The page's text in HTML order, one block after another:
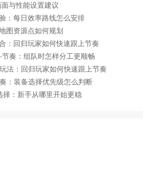
面与性能设置建议
：每日效率路线怎么安排
图资源点如何规划
：回归玩家如何快速跟上节奏
节奏：组队时怎样分工更顺畅
法：回归玩家如何快速跟上节奏
：装备选择优先级怎么判断
择：新手从哪里开始更稳